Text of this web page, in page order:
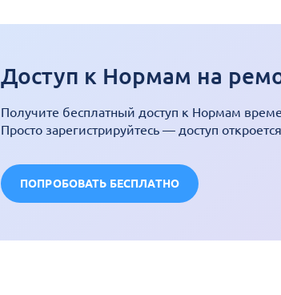
Доступ к Нормам на
Получите бесплатный доступ к Нормам
Просто зарегистрируйтесь — доступ
ПОПРОБОВАТЬ БЕСПЛАТНО